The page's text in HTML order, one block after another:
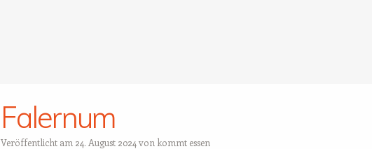
Falernum
Veröffentlicht am 24. August 2024 von kommt essen